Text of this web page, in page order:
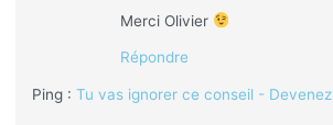
Merci Olivier
Répondre
Ping : Tu vas ignorer ce conseil -